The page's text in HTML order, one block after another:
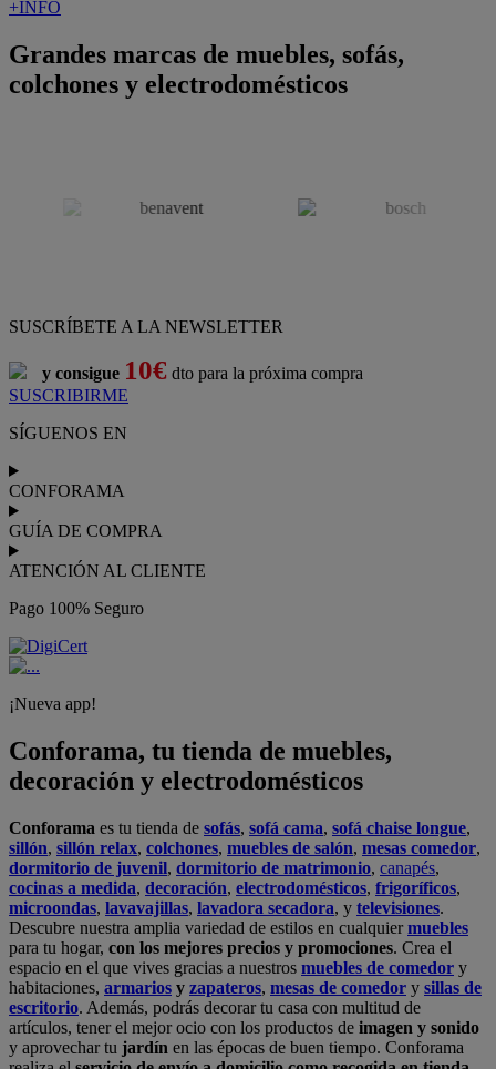
+INFO
Grandes marcas de muebles, sofás,
colchones y electrodomésticos
SUSCRÍBETE A LA NEWSLETTER
y consigue 10€ dto para la próxima compra
SUSCRIBIRME
SÍGUENOS EN
CONFORAMA
GUÍA DE COMPRA
ATENCIÓN AL CLIENTE
Pago 100% Seguro
¡Nueva app!
Conforama, tu tienda de muebles,
decoración y electrodomésticos
Conforama es tu tienda de sofás, sofá cama, sofá chaise longue,
sillón, sillón relax, colchones, muebles de salón, mesas comedor,
dormitorio de juvenil, dormitorio de matrimonio, canapés,
cocinas a medida, decoración, electrodomésticos, frigoríficos,
microondas, lavavajillas, lavadora secadora, y televisiones.
Descubre nuestra amplia variedad de estilos en cualquiermuebles
para tu hogar, con los mejores precios y promociones. Crea el
espacio en el que vives gracias a nuestros muebles de comedor y
habitaciones, armarios y zapateros, mesas de comedor y sillas de
escritorio. Además, podrás decorar tu casa con multitud de
artículos, tener el mejor ocio con los productos de imagen y sonido
y aprovechar tu jardín en las épocas de buen tiempo. Conforama